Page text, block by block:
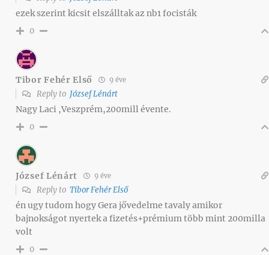
ezek szerint kicsit elszálltak az nb1 focisták
0
Tibor Fehér Első 9 éve
Reply to József Lénárt
Nagy Laci ,Veszprém,200mill évente.
0
József Lénárt 9 éve
Reply to Tibor Fehér Első
én ugy tudom hogy Gera jővedelme tavaly amikor
bajnokságot nyertek a fizetés+prémium több mint 200milla
volt
0